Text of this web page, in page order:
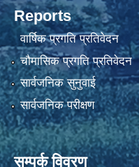
Reports
वार्षिक प्रगति प्रतिवेदन
चौमासिक प्रगति प्रतिवेदन
सार्वजनिक सुनुवाई
सार्वजनिक परीक्षण
सम्पर्क विवरण